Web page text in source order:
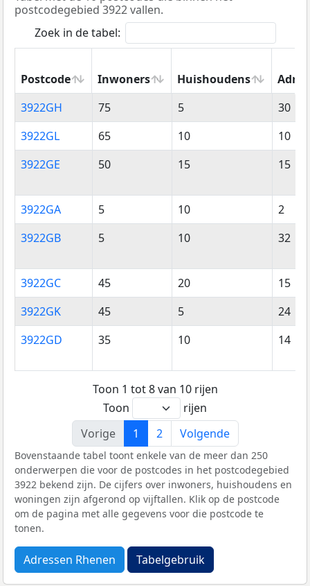
postcodegebied 3922 vallen.
Zoek in de tabel:
Postcode Inwoners Huishoudens
Postcode
Inwoners Huishoudens
3922GH 75 5
30
3922GL
65 10
10
3922GE
50 15 15
3922GA 5 10
2
3922GB
5 10 32
3922GC 45 20
15
3922GK
45 5
24
3922GD
35 10 14
Toon 1 tot 8 van 10 rijen
Toon
rijen
Vorige
1 2 Volgende
Bovenstaande tabel toont enkele van de meer dan 250
onderwerpen die voor de postcodes in het postcodegebied
3922 bekend zijn. De cijfers over inwoners, huishoudens en
woningen zijn afgerond op vijftallen. Klik op de postcode
om de pagina met alle gegevens voor die postcode te
tonen.
Adressen Rhenen Tabelgebruik